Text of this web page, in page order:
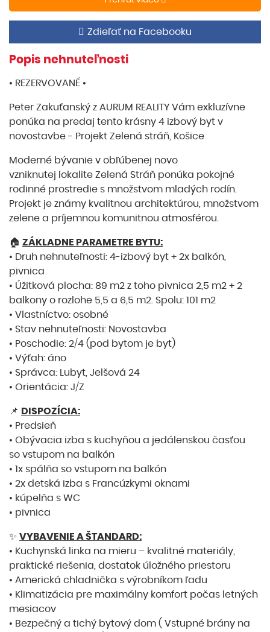
Popis nehnuteľnosti
Zdieľať na Facebooku
• REZERVOVANÉ •
Peter Zakuťanský z AURUM REALITY Vám exkluzívne
ponúka na predaj tento krásny 4 izbový byt v
novostavbe - Projekt Zelená stráň, Košice
Moderné bývanie v obľúbenej novo
vzniknutej lokalite Zelená Stráň ponúka pokojné
rodinné prostredie s množstvom mladých rodín.
Projekt je známy kvalitnou architektúrou, množstvom
zelene a príjemnou komunitnou atmosférou.
🏠 ZÁKLADNE PARAMETRE BYTU:
• Druh nehnuteľnosti: 4-izbový byt + 2x balkón,
pivnica
• Úžitková plocha: 89 m2 z toho pivnica 2,5 m2 + 2
balkony o rozlohe 5,5 a 6,5 m2. Spolu: 101 m2
• Vlastníctvo: osobné
• Stav nehnuteľnosti: Novostavba
• Poschodie: 2/4 (pod bytom je byt)
• Výťah: áno
• Správca: Lubyt, Jelšová 24
• Orientácia: J/Z
📌 DISPOZÍCIA:
• Predsieň
• Obývacia izba s kuchyňou a jedálenskou časťou
so vstupom na balkón
• 1x spálňa so vstupom na balkón
• 2x detská izba s Francúzkymi oknami
• kúpelňa s WC
• pivnica
✨ VYBAVENIE A ŠTANDARD:
• Kuchynská linka na mieru – kvalitné materiály,
praktické riešenia, dostatok úložného priestoru
• Americká chladnička s výrobníkom ľadu
• Klimatizácia pre maximálny komfort počas letných
mesiacov
• Bezpečný a tichý bytový dom ( Vstupné brány na